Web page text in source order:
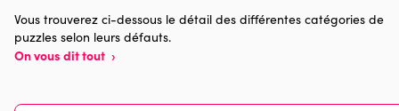
Dimensions
Vous trouverez ci-dessous le détail des différentes catégories de
puzzles selon leurs défauts.
On vous dit tout ›